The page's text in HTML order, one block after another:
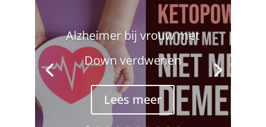
Alzheimer bij vrouw met
Down verdwenen
Lees meer